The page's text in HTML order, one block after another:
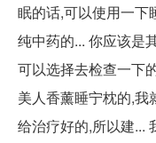
眠的话,可以使用一下
纯中药的... 你应该是
可以选择去检查一下
美人香薰睡宁枕的,
给治疗好的,所以建...